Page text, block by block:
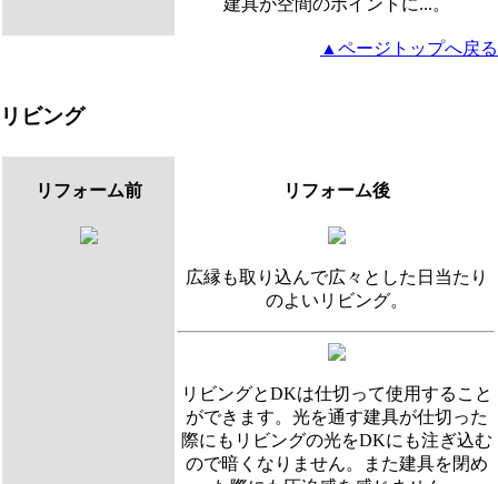
建具が空間のポイントに...。
▲ページトップへ戻る
リビング
リフォーム前 リフォーム後
広縁も取り込んで広々とした日当たり
のよいリビング。
リビングとDKは仕切って使用すること
ができます。光を通す建具が仕切った
際にもリビングの光をDKにも注ぎ込む
ので暗くなりません。また建具を閉め